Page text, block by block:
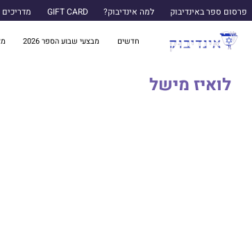
פרסום ספר באינדיבוק למה אינדיבוק? GIFT CARD מדריכים
חדשים מבצעי שבוע הספר 2026
לואיז מישל